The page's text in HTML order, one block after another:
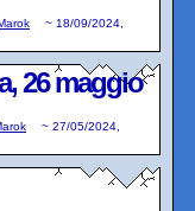
~ 18/09/2024,
26 maggio
~ 27/05/2024,